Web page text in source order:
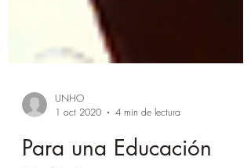
1 oct 2020
4 min de lectura